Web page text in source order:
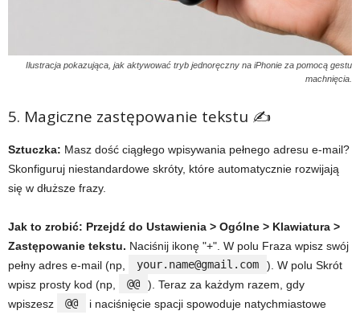
Ilustracja pokazująca, jak aktywować tryb jednoręczny na iPhonie za pomocą gestu
machnięcia.
5. Magiczne zastępowanie tekstu ✍️
Sztuczka: Masz dość ciągłego wpisywania pełnego adresu e-mail?
Skonfiguruj niestandardowe skróty, które automatycznie rozwijają
się w dłuższe frazy.
Jak to zrobić: Przejdź do Ustawienia > Ogólne > Klawiatura >
Zastępowanie tekstu. Naciśnij ikonę "+". W polu Fraza wpisz swój
pełny adres e-mail (np,
your.name@gmail.com
). W polu Skrót
wpisz prosty kod (np,
@@
). Teraz za każdym razem, gdy
wpiszesz
@@
i naciśnięcie spacji spowoduje natychmiastowe